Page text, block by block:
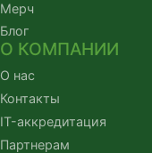
Мерч
Блог
О КОМПАНИИ
О нас
Контакты
IT-аккредитация
Партнерам